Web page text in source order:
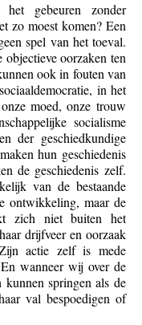
gebeuren zonder
zo moest komen? Een
spel van het toeval.
objectieve oorzaken ten
ook in fouten van
in het
moed, onze trouw
socialisme
der geschiedkundige
hun geschiedenis
de geschiedenis zelf.
van de bestaande
ontwikkeling, maar de
zich niet buiten het
drijfveer en oorzaak
actie zelf is mede
wanneer wij over de
springen als de
val bespoedigen of